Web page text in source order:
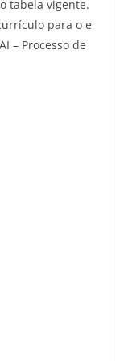
tabela vigente.
para o e
– Processo de